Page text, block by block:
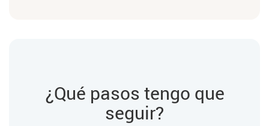
¿Qué pasos tengo que
seguir?